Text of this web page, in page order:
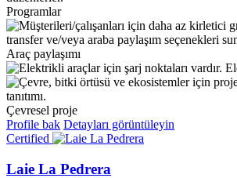
Programlar
Araç paylaşımı
Çevresel proje
Profile bak Detayları görüntüleyin
Certified
Laie La Pedrera